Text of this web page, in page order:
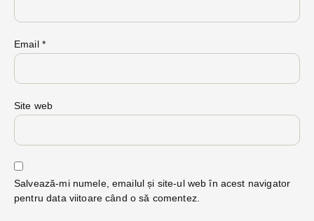
Email *
Site web
Salvează-mi numele, emailul și site-ul web în acest navigator
pentru data viitoare când o să comentez.